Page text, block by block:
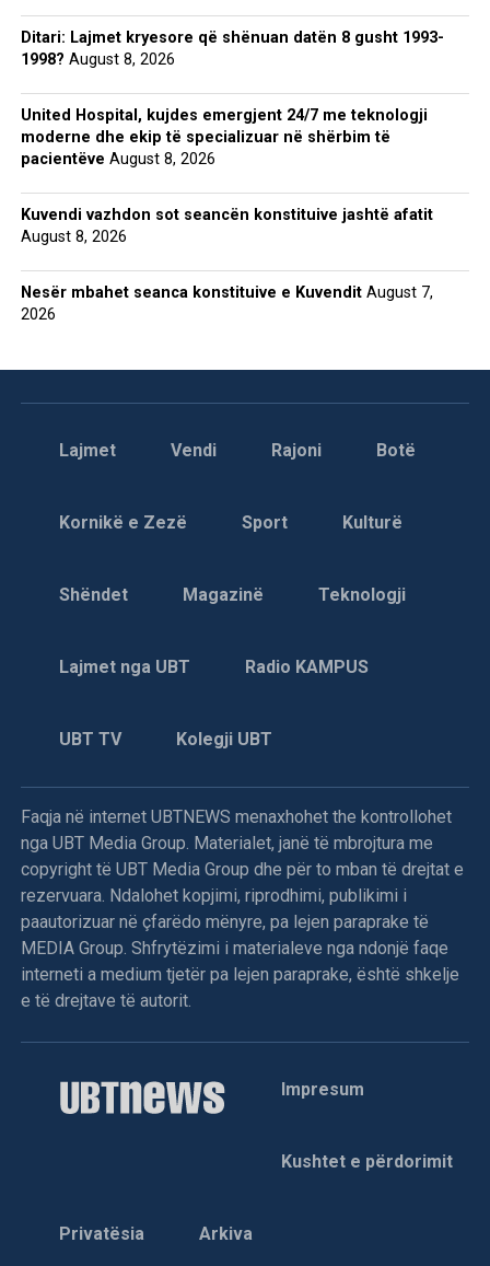
Ditari: Lajmet kryesore që shënuan datën 8 gusht 1993-
1998? August 8, 2026
United Hospital, kujdes emergjent 24/7 me teknologji
moderne dhe ekip të specializuar në shërbim të
pacientëve August 8, 2026
Kuvendi vazhdon sot seancën konstituive jashtë afatit
August 8, 2026
Nesër mbahet seanca konstituive e Kuvendit August 7,
2026
Lajmet Vendi Rajoni Botë
Kornikë e Zezë Sport Kulturë
Shëndet Magazinë Teknologji
Lajmet nga UBT Radio KAMPUS
UBT TV Kolegji UBT
Faqja në internet UBTNEWS menaxhohet the kontrollohet
nga UBT Media Group. Materialet, janë të mbrojtura me
copyright të UBT Media Group dhe për to mban të drejtat e
rezervuara. Ndalohet kopjimi, riprodhimi, publikimi i
paautorizuar në çfarëdo mënyre, pa lejen paraprake të
MEDIA Group. Shfrytëzimi i materialeve nga ndonjë faqe
interneti a medium tjetër pa lejen paraprake, është shkelje
e të drejtave të autorit.
Impresum
Kushtet e përdorimit
Privatësia Arkiva